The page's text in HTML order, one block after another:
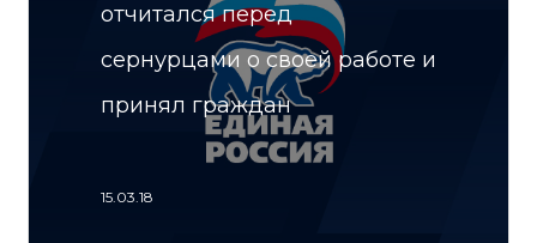
отчитался перед
сернурцами о своей работе и
принял граждан
15.03.18